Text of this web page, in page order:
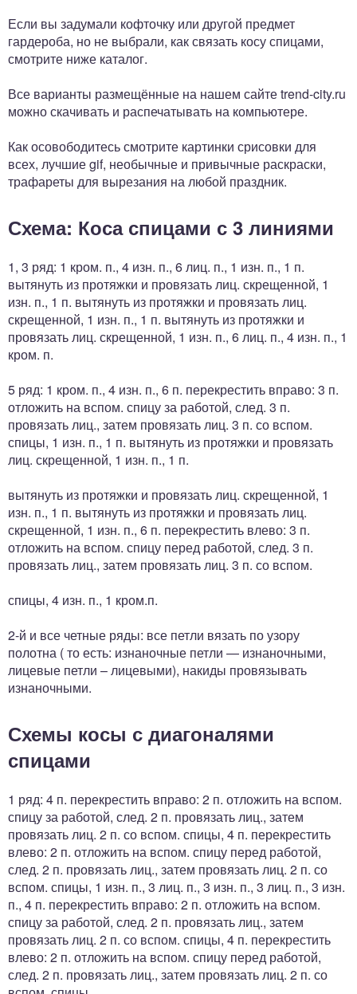
Если вы задумали кофточку или другой предмет
гардероба, но не выбрали, как связать косу спицами,
смотрите ниже каталог.
Все варианты размещённые на нашем сайте trend-city.ru
можно скачивать и распечатывать на компьютере.
Как осовободитесь смотрите картинки срисовки для
всех, лучшие gif, необычные и привычные раскраски,
трафареты для вырезания на любой праздник.
Схема: Коса спицами с 3 линиями
1, 3 ряд: 1 кром. п., 4 изн. п., 6 лиц. п., 1 изн. п., 1 п.
вытянуть из протяжки и провязать лиц. скрещенной, 1
изн. п., 1 п. вытянуть из протяжки и провязать лиц.
скрещенной, 1 изн. п., 1 п. вытянуть из протяжки и
провязать лиц. скрещенной, 1 изн. п., 6 лиц. п., 4 изн. п., 1
кром. п.
5 ряд: 1 кром. п., 4 изн. п., 6 п. перекрестить вправо: 3 п.
отложить на вспом. спицу за работой, след. 3 п.
провязать лиц., затем провязать лиц. 3 п. со вспом.
спицы, 1 изн. п., 1 п. вытянуть из протяжки и провязать
лиц. скрещенной, 1 изн. п., 1 п.
вытянуть из протяжки и провязать лиц. скрещенной, 1
изн. п., 1 п. вытянуть из протяжки и провязать лиц.
скрещенной, 1 изн. п., 6 п. перекрестить влево: 3 п.
отложить на вспом. спицу перед работой, след. 3 п.
провязать лиц., затем провязать лиц. 3 п. со вспом.
спицы, 4 изн. п., 1 кром.п.
2-й и все четные ряды: все петли вязать по узору
полотна ( то есть: изнаночные петли — изнаночными,
лицевые петли – лицевыми), накиды провязывать
изнаночными.
Схемы косы с диагоналями
спицами
1 ряд: 4 п. перекрестить вправо: 2 п. отложить на вспом.
спицу за работой, след. 2 п. провязать лиц., затем
провязать лиц. 2 п. со вспом. спицы, 4 п. перекрестить
влево: 2 п. отложить на вспом. спицу перед работой,
след. 2 п. провязать лиц., затем провязать лиц. 2 п. со
вспом. спицы, 1 изн. п., 3 лиц. п., 3 изн. п., 3 лиц. п., 3 изн.
п., 4 п. перекрестить вправо: 2 п. отложить на вспом.
спицу за работой, след. 2 п. провязать лиц., затем
провязать лиц. 2 п. со вспом. спицы, 4 п. перекрестить
влево: 2 п. отложить на вспом. спицу перед работой,
след. 2 п. провязать лиц., затем провязать лиц. 2 п. со